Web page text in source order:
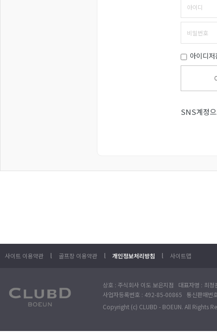
아이디
SNS계정
사이트 이용약관 l 골프장 이용약관 l 개인정보처리방침 l 사이트맵
상호 : 주식회사 이도 보은지점 대표자명 : 최
사업자등록번호 : 492-85-00865 통신판매
Copyright (c) CLUBD - BOEUN. All Rights